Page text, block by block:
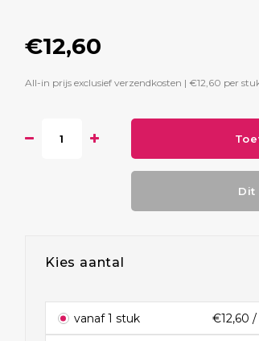
€12,60
All-in prijs exclusief verzendkosten | €12,60 per
Dit
Kies aantal
vanaf 1 stuk €12,60